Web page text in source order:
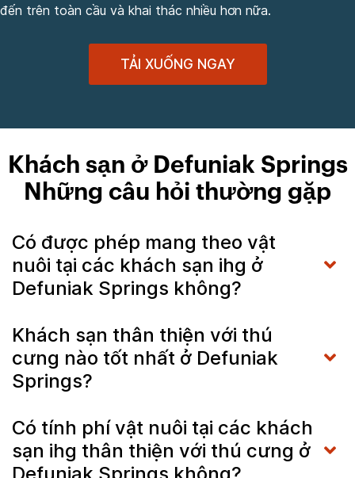
đến trên toàn cầu và khai thác nhiều hơn nữa.
TẢI XUỐNG NGAY
Khách sạn ở Defuniak Springs
Những câu hỏi thường gặp
Có được phép mang theo vật
nuôi tại các khách sạn ihg ở
Defuniak Springs không?
Khách sạn thân thiện với thú
cưng nào tốt nhất ở Defuniak
Springs?
Có tính phí vật nuôi tại các khách
sạn ihg thân thiện với thú cưng ở
Defuniak Springs không?